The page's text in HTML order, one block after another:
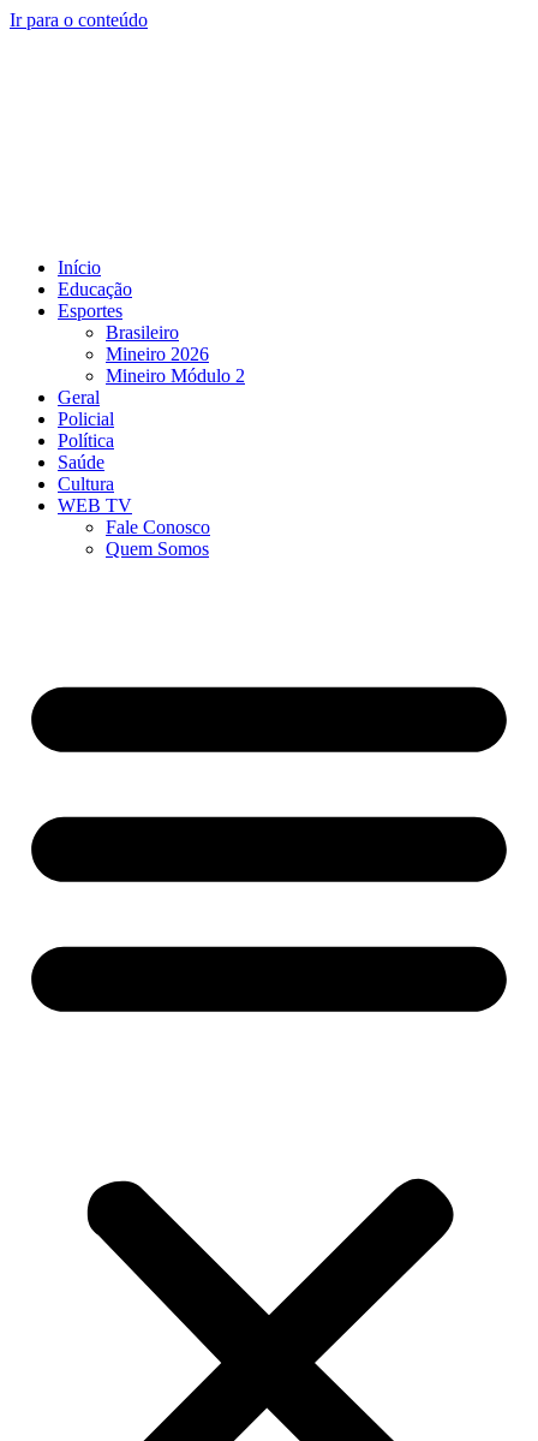
Ir para o conteúdo
Início
Educação
Esportes
Brasileiro
Mineiro 2026
Mineiro Módulo 2
Geral
Policial
Política
Saúde
Cultura
WEB TV
Fale Conosco
Quem Somos